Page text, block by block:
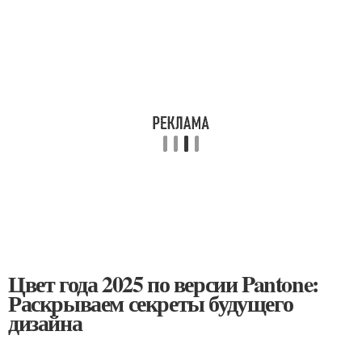
Цвет года 2025 по версии Pantone:
Раскрываем секреты будущего
дизайна